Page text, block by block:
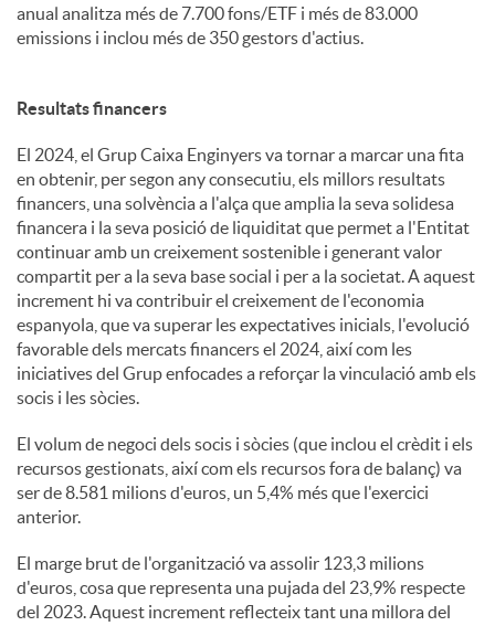
anual analitza més de 7.700 fons/ETF i més de 83.000
emissions i inclou més de 350 gestors d'actius.
Resultats financers
El 2024, el Grup Caixa Enginyers va tornar a marcar una fita
en obtenir, per segon any consecutiu, els millors resultats
financers, una solvència a l'alça que amplia la seva solidesa
financera i la seva posició de liquiditat que permet a l'Entitat
continuar amb un creixement sostenible i generant valor
compartit per a la seva base social i per a la societat. A aquest
increment hi va contribuir el creixement de l'economia
espanyola, que va superar les expectatives inicials, l'evolució
favorable dels mercats financers el 2024, així com les
iniciatives del Grup enfocades a reforçar la vinculació amb els
socis i les sòcies.
El volum de negoci dels socis i sòcies (que inclou el crèdit i els
recursos gestionats, així com els recursos fora de balanç) va
ser de 8.581 milions d'euros, un 5,4% més que l'exercici
anterior.
El marge brut de l'organització va assolir 123,3 milions
d'euros, cosa que representa una pujada del 23,9% respecte
del 2023. Aquest increment reflecteix tant una millora del